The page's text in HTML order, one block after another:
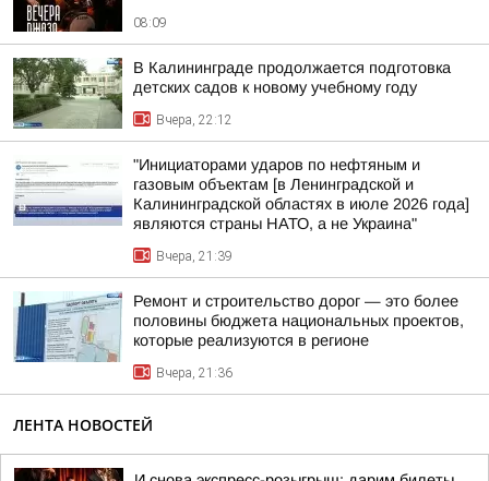
08:09
В Калининграде продолжается подготовка
детских садов к новому учебному году
Вчера, 22:12
"Инициаторами ударов по нефтяным и
газовым объектам [в Ленинградской и
Калининградской областях в июле 2026 года]
являются страны НАТО, а не Украина"
Вчера, 21:39
Ремонт и строительство дорог — это более
половины бюджета национальных проектов,
которые реализуются в регионе
Вчера, 21:36
ЛЕНТА НОВОСТЕЙ